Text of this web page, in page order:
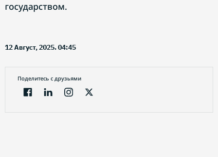
государством.
12 Август, 2025. 04:45
Поделитесь с друзьями